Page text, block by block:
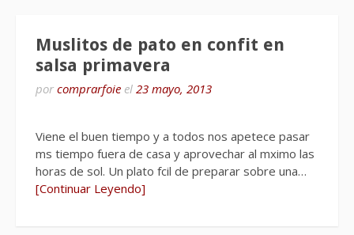
Muslitos de pato en confit en
salsa primavera
por comprarfoie el 23 mayo, 2013
Viene el buen tiempo y a todos nos apetece pasar
ms tiempo fuera de casa y aprovechar al mximo las
horas de sol. Un plato fcil de preparar sobre una…
[Continuar Leyendo]